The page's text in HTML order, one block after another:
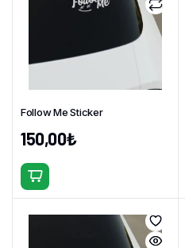
ürün
Follow Me Sticker
150,00₺
Bu
ürünün